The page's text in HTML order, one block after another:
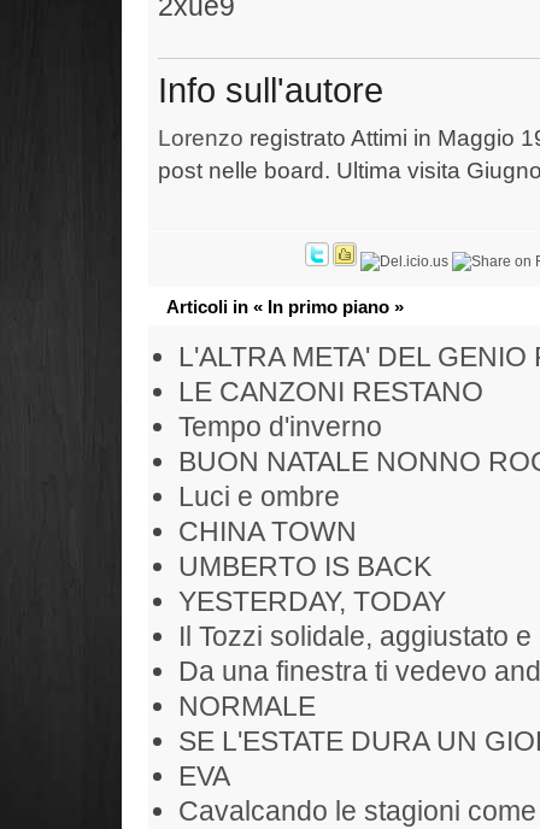
Info sull'autore
Lorenzo registrato Attimi in Maggio
post nelle board. Ultima visita
Articoli in « In primo piano »
L'ALTRA META' DEL GENIO
LE CANZONI RESTANO
Tempo d'inverno
BUON NATALE NONNO
Luci e ombre
CHINA TOWN
UMBERTO IS BACK
YESTERDAY, TODAY
Il Tozzi solidale, aggiustato
Da una finestra ti vedevo
NORMALE
SE L'ESTATE DURA UN
EVA
Cavalcando le stagioni